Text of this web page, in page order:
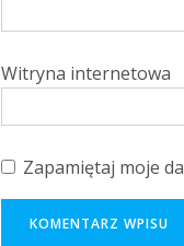
Witryna internetowa
Zapamiętaj moje